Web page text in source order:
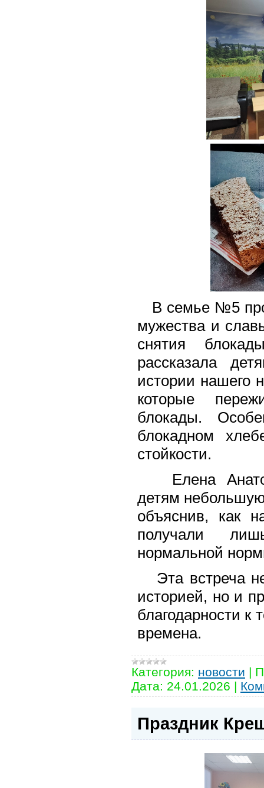
В семье №5
мужества и
снятия
рассказала
истории нашего
которые
блокады.
блокадном
стойкости.
Елена
детям
объяснив, как
получали
нормальной
Эта встреча
историей, но и
благодарности к
времена.
Категория: новости |
Дата: 24.01.2026 |
Праздник